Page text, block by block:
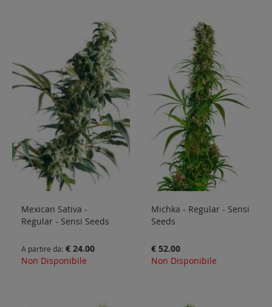
Mexican Sativa -
Regular - Sensi Seeds
A partire da € 24.00
Non Disponibile
Michka - Regular - Sensi
Seeds
€ 52.00
Non Disponibile